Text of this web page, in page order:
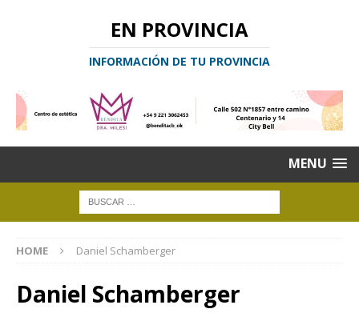
EN PROVINCIA
INFORMACIÓN DE TU PROVINCIA
MENU
HOME Daniel Schamberger
Daniel Schamberger